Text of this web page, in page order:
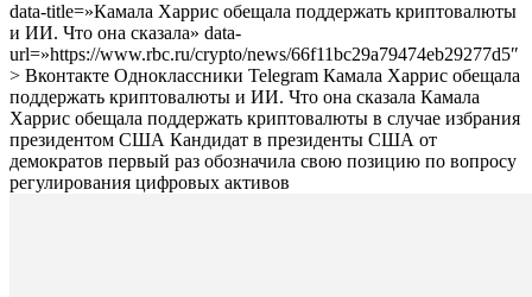
data-title=»Камала Харрис обещала поддержать криптовалюты
и ИИ. Что она сказала» data-
url=»https://www.rbc.ru/crypto/news/66f11bc29a79474eb29277d5″
> Вконтакте Одноклассники Telegram Камала Харрис обещала
поддержать криптовалюты и ИИ. Что она сказала Камала
Харрис обещала поддержать криптовалюты в случае избрания
президентом США Кандидат в президенты США от
демократов первый раз обозначила свою позицию по вопросу
регулирования цифровых активов